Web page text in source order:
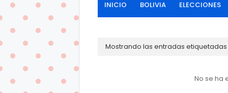
INICIO BOLIVIA ELECCIONES
Mostrando las entradas
No se ha